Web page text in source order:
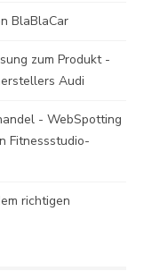
BlaBlaCar
zum Produkt -
Audi
- WebSpotting
Fitnessstudio-
richtigen